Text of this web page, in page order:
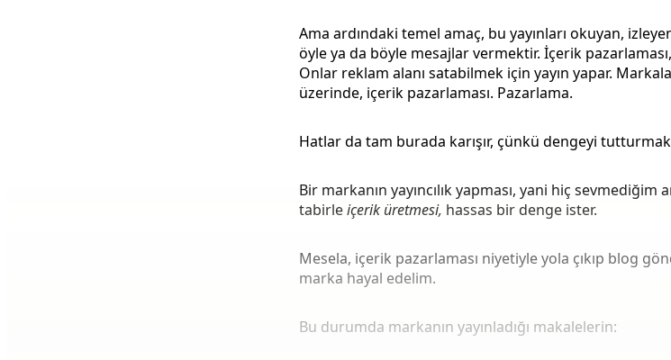
Ama ardındaki temel amaç, bu yayınları okuyan,
öyle ya da böyle mesajlar vermektir. İçerik
Onlar reklam alanı satabilmek için yayın yapar.
üzerinde, içerik pazarlaması. Pazarlama.
Hatlar da tam burada karışır, çünkü dengeyi
Bir markanın yayıncılık yapması, yani hiç
tabirleiçerik üretmesi, hassas bir denge ister.
Mesela, içerik pazarlaması niyetiyle yola çıkıp blog
marka hayal edelim.
Bu durumda markanın yayınladığı makalelerin: